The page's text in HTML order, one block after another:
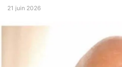
21 juin 2026